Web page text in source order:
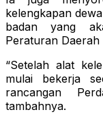
kelengkapan
badan yang
Peraturan
“Setelah alat
mulai bekerja
rancangan
tambahnya.